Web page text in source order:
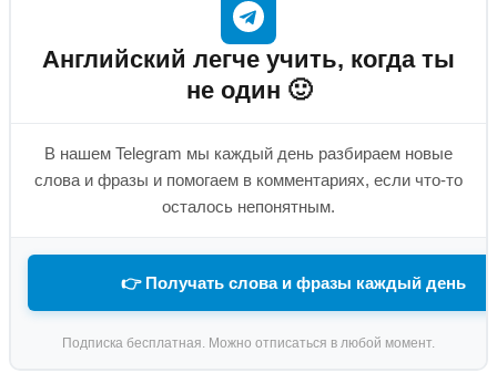
Английский легче учить, когда ты
не один 🙂
В нашем Telegram мы каждый день разбираем новые
слова и фразы и помогаем в комментариях, если что-то
осталось непонятным.
👉 Получать слова и фразы каждый день
Подписка бесплатная. Можно отписаться в любой момент.